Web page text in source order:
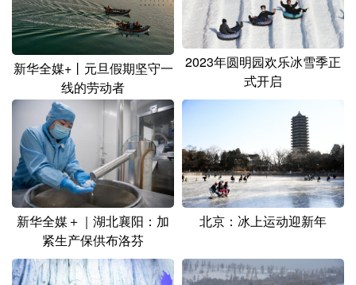
广东 广西 海南 重庆
贵州 云南 西藏
陕西 甘肃
新疆 内蒙古
多语种频道
English Español Français عربى
Русский язык
Deutsch Português
新华全媒+丨元旦假期坚守一
线的劳动者
2023年圆明园欢乐冰雪季正
式开启
新华全媒＋｜湖北襄阳：加
紧生产保供布洛芬
北京：冰上运动迎新年